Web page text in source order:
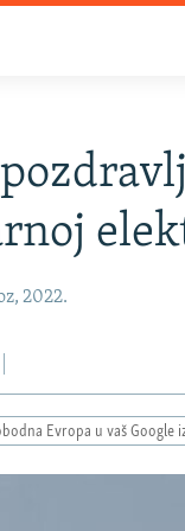
2022.
Evropa u vaš Google